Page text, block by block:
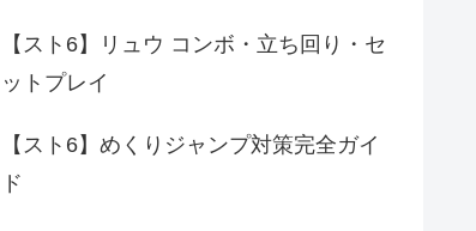
【スト6】リュウ コンボ・立ち回り・セ
ットプレイ
【スト6】めくりジャンプ対策完全ガイ
ド